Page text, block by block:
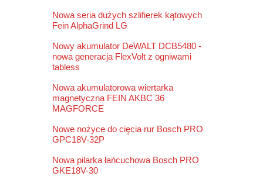
Nowa seria dużych szlifierek kątowych
Fein AlphaGrind LG
Nowy akumulator DeWALT DCB5480 -
nowa generacja FlexVolt z ogniwami
tabless
Nowa akumulatorowa wiertarka
magnetyczna FEIN AKBC 36
MAGFORCE
Nowe nożyce do cięcia rur Bosch PRO
GPC18V-32P
Nowa pilarka łańcuchowa Bosch PRO
GKE18V-30